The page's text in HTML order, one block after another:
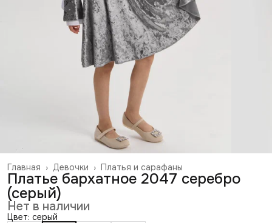
Платья и сарафаны
Девочки ›
Главная ›
Платье бархатное 2047 серебро
(серый)
Нет в наличии
Цвет: серый